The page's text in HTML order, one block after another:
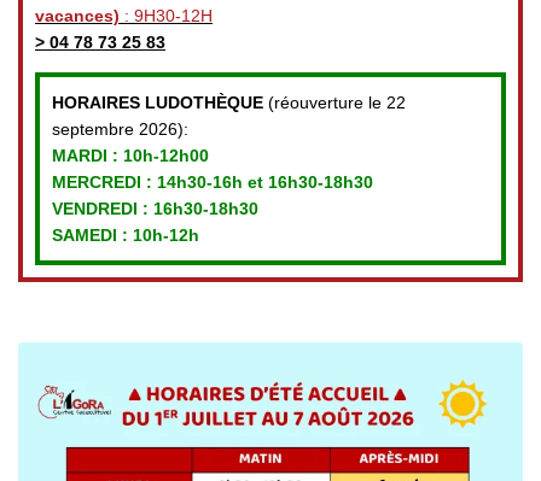
vacances) : 9H30-12H
> 04 78 73 25 83
HORAIRES LUDOTHÈQUE (réouverture le 22
septembre 2026):
MARDI : 10h-12h00
MERCREDI : 14h30-16h et 16h30-18h30
VENDREDI : 16h30-18h30
SAMEDI : 10h-12h